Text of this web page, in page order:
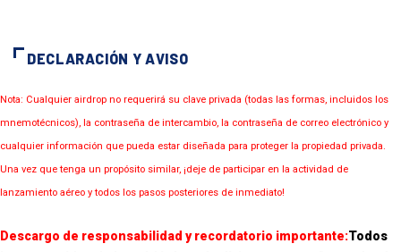
DECLARACIÓN Y AVISO
Nota: Cualquier airdrop no requerirá su clave privada (todas las formas, incluidos los
mnemotécnicos), la contraseña de intercambio, la contraseña de correo electrónico y
cualquier información que pueda estar diseñada para proteger la propiedad privada.
Una vez que tenga un propósito similar, ¡deje de participar en la actividad de
lanzamiento aéreo y todos los pasos posteriores de inmediato!
Descargo de responsabilidad y recordatorio importante:Todos